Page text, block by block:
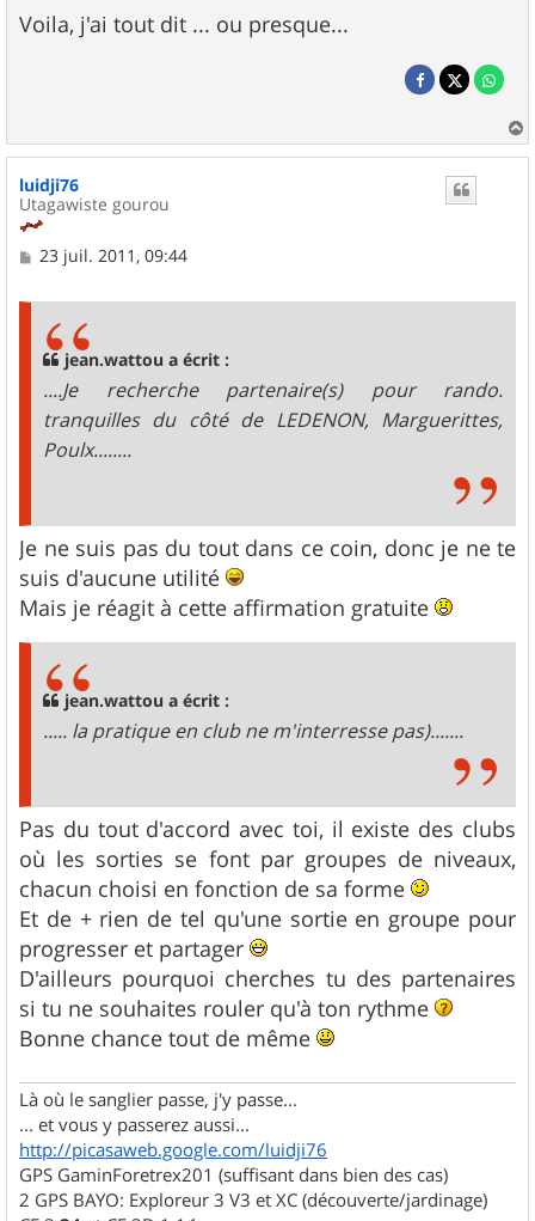
Voila, j'ai tout dit ... ou presque...
a
luidji76
Utagawiste gourou
M
23 juil. 2011, 09:44
jean.wattou a écrit :
....Je recherche partenaire(s) pour rando.
tranquilles du côté de LEDENON, Marguerittes,
Poulx........
Je ne suis pas du tout dans ce coin, donc je ne te
suis d'aucune utilité
Mais je réagit à cette affirmation gratuite
jean.wattou a écrit :
..... la pratique en club ne m'interresse pas).......
Pas du tout d'accord avec toi, il existe des clubs
où les sorties se font par groupes de niveaux,
chacun choisi en fonction de sa forme
Et de + rien de tel qu'une sortie en groupe pour
progresser et partager
D'ailleurs pourquoi cherches tu des partenaires
si tu ne souhaites rouler qu'à ton rythme
Bonne chance tout de même
Là où le sanglier passe, j'y passe...
... et vous y passerez aussi...
http://picasaweb.google.com/luidji76
GPS GaminForetrex201 (suffisant dans bien des cas)
2 GPS BAYO: Exploreur 3 V3 et XC (découverte/jardinage)